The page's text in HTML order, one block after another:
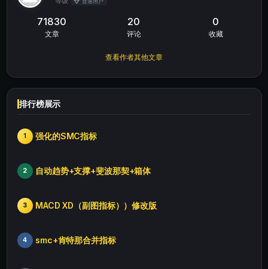
71830
文章
20
评论
0
收藏
查看作者其他文章
排行榜展示
1 强化的SMC指标
2 自动趋势+支撑+斐波那契+箱体
3 MACD XD（副图指标））修改版
4 smc+肯特那合并指标